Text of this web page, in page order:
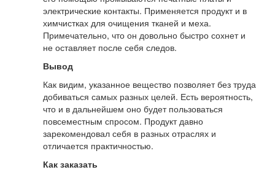
электрические контакты. Применяется продукт и в
химчистках для очищения тканей и меха.
Примечательно, что он довольно быстро сохнет и
не оставляет после себя следов.
Вывод
Как видим, указанное вещество позволяет без труда
добиваться самых разных целей. Есть вероятность,
что и в дальнейшем оно будет пользоваться
повсеместным спросом. Продукт давно
зарекомендовал себя в разных отраслях и
отличается практичностью.
Как заказать